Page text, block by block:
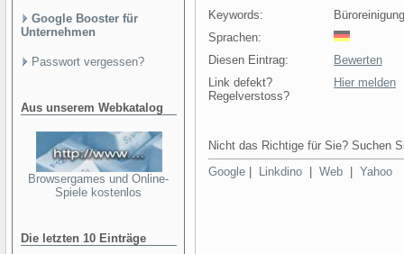
Google Booster für
Unternehmen
Passwort vergessen?
Aus unserem Webkatalog
Browsergames und Online-
Spiele kostenlos
Die letzten 10 Einträge
Keywords:
Sprachen:
Diesen Eintrag:
Bewerten
Link defekt?
Regelverstoss?
Hier melden
Nicht das Richtige für Sie? Suchen
Google
Linkdino Web Yahoo